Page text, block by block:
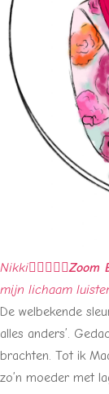
Nikki    Zoom
mijn lichaam
De welbekende
alles anders’.
brachten. Tot ik
zo’n moeder met